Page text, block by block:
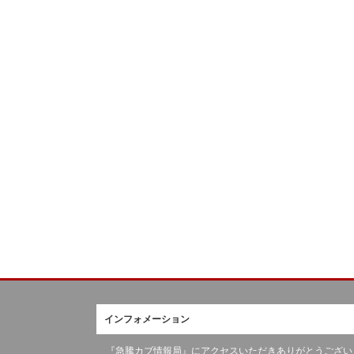
インフォメーション
『急騰カブ情報局』にアクセスいただきありがとうござ